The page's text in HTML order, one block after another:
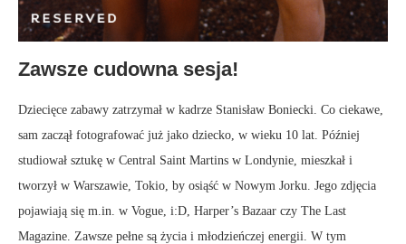
Zawsze cudowna sesja!
Dziecięce zabawy zatrzymał w kadrze Stanisław Boniecki. Co ciekawe,
sam zaczął fotografować już jako dziecko, w wieku 10 lat. Później
studiował sztukę w Central Saint Martins w Londynie, mieszkał i
tworzył w Warszawie, Tokio, by osiąść w Nowym Jorku. Jego zdjęcia
pojawiają się m.in. w Vogue, i:D, Harper’s Bazaar czy The Last
Magazine. Zawsze pełne są życia i młodzieńczej energii. W tym